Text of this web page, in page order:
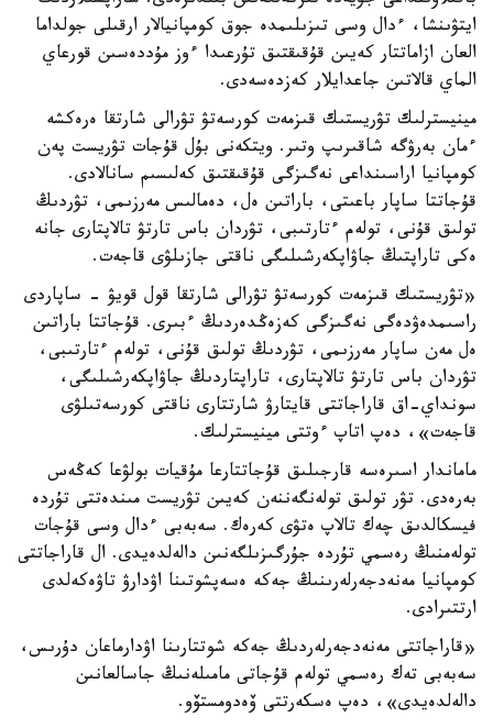
ايتۋىنشا، ءدال وسى تىزىلىمدە جوق كومپانيالار ارقىلى جولداما
العان ازاماتتار كەيىن قۇقىقتىق تۇرعىدا ءوز مۇددەسىن قورعاي
الماي قالاتىن جاعدايلار كەزدەسەدى.
مينيسترلىك تۋريستىك قىزمەت كورسەتۋ تۋرالى شارتقا ەرەكشە
ءمان بەرۋگە شاقىرىپ وتىر. ويتكەنى بۇل قۇجات تۋريست پەن
كومپانيا اراسىنداعى نەگىزگى قۇقىقتىق كەلىسىم سانالادى.
قۇجاتتا ساپار باعىتى، باراتىن ەل، دەمالىس مەرزىمى، تۋردىڭ
تولىق قۇنى، تولەم ءتارتىبى، تۋردان باس تارتۋ تالاپتارى جانە
ەكى تاراپتىڭ جاۋاپكەرشىلىگى ناقتى جازىلۋى قاجەت.
«تۋريستىك قىزمەت كورسەتۋ تۋرالى شارتقا قول قويۋ - ساپاردى
راسىمدەۋدەگى نەگىزگى كەزەڭدەردىڭ ءبىرى. قۇجاتتا باراتىن
ەل مەن ساپار مەرزىمى، تۋردىڭ تولىق قۇنى، تولەم ءتارتىبى،
تۋردان باس تارتۋ تالاپتارى، تاراپتاردىڭ جاۋاپكەرشىلىگى،
سونداي-اق قاراجاتتى قايتارۋ شارتتارى ناقتى كورسەتىلۋى
قاجەت»، دەپ اتاپ ءوتتى مينيسترلىك.
ماماندار اسىرەسە قارجىلىق قۇجاتتارعا مۇقيات بولۋعا كەڭەس
بەرەدى. تۋر تولىق تولەنگەننەن كەيىن تۋريست مىندەتتى تۇردە
فيسكالدىق چەك تالاپ ەتۋى كەرەك. سەبەبى ءدال وسى قۇجات
تولەمنىڭ رەسمي تۇردە جۇرگىزىلگەنىن دالەلدەيدى. ال قاراجاتتى
كومپانيا مەنەدجەرلەرىنىڭ جەكە ەسەپشوتىنا اۋدارۋ تاۋەكەلدى
ارتتىرادى.
«قاراجاتتى مەنەدجەرلەردىڭ جەكە شوتتارىنا اۋدارماعان دۇرىس،
سەبەبى تەك رەسمي تولەم قۇجاتى مامىلەنىڭ جاسالعانىن
دالەلدەيدى»، دەپ ەسكەرتتى ۆەدومستۆو.